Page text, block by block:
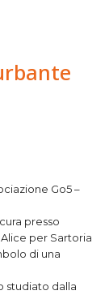
Go5 –
presso
per Sartoria
di una
studiato dalla